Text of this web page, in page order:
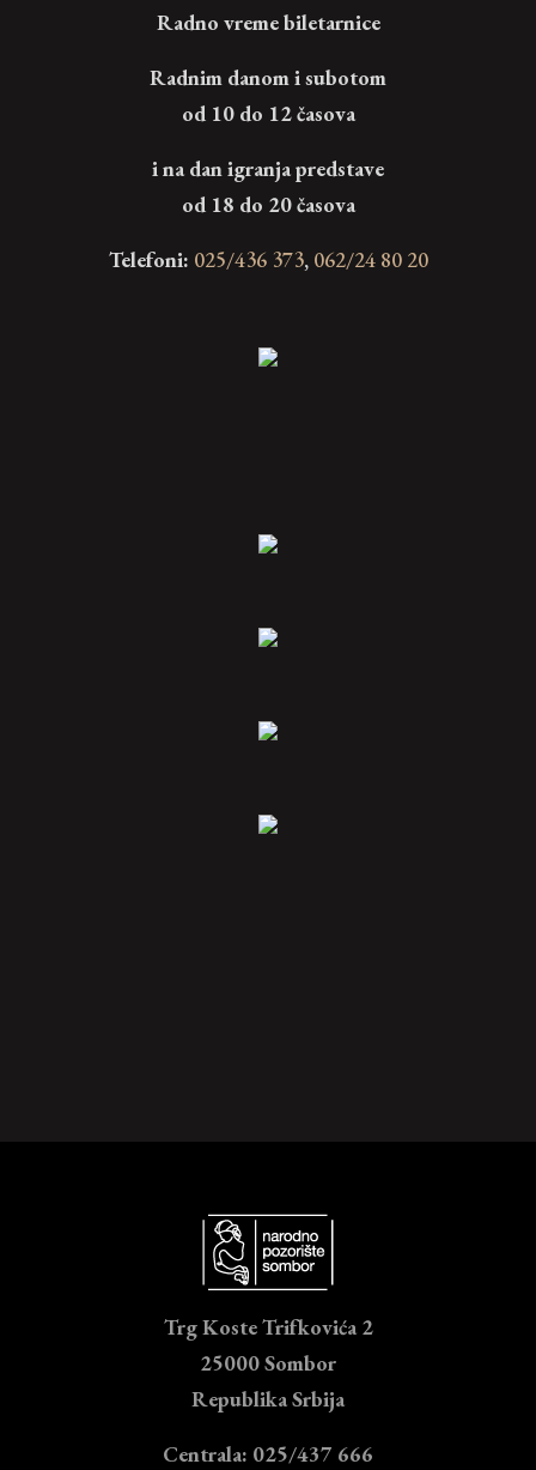
Radno vreme biletarnice
Radnim danom i subotom
od 10 do 12 časova
i na dan igranja predstave
od 18 do 20 časova
Telefoni: 025/436 373, 062/24 80 20
Trg Koste Trifkovića 2
25000 Sombor
Republika Srbija
Centrala: 025/437 666